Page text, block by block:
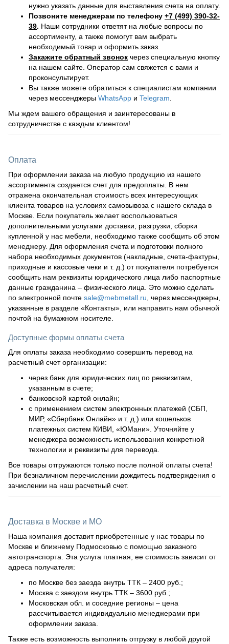
нужно указать данные для выставления счета на оплату.
Позвоните менеджерам по телефону +7 (499) 390-32-
39. Наши сотрудники ответят на любые вопросы по
ассортименту, а также помогут вам выбрать
необходимый товар и оформить заказ.
Закажите обратный звонок через специальную кнопку
на нашем сайте. Оператор сам свяжется с вами и
проконсультирует.
Вы также можете обратиться к специалистам компании
через мессенджеры WhatsApp и Telegram
Мы ждем вашего обращения и заинтересованы в
сотрудничестве с каждым клиентом!
Оплата
При оформлении заказа на любую продукцию из нашего
ассортимента создается счет для предоплаты. В нем
отражена окончательная стоимость всех интересующих
клиента товаров на условиях самовывоза с нашего склада в
Москве. Если покупатель желает воспользоваться
дополнительными услугами доставки, разгрузки, сборки
купленной у нас мебели, необходимо также сообщить об этом
менеджеру. Для оформления счета и подготовки полного
набора необходимых документов (накладные, счета-фактуры,
приходные и кассовые чеки и т. д.) от покупателя потребуется
сообщить нам реквизиты юридического лица либо паспортные
данные гражданина – физического лица. Это можно сделать
по электронной почте sale@mebmetall.ru , через мессенджеры,
указанные в разделе «Контакты», или направить нам обычной
почтой на бумажном носителе.
Доступные формы оплаты счета
Для оплаты заказа необходимо совершить перевод на
расчетный счет организации:
через банк для юридических лиц по реквизитам,
указанным в счете;
банковской картой онлайн;
с применением систем электронных платежей (СБП,
МИР, «Сбербанк Онлайн» и т. д.) или кошельков
платежных систем КИВИ, «ЮМани». Уточняйте у
менеджера возможность использования конкретной
технологии и реквизиты для перевода.
Все товары отгружаются только после полной оплаты счета!
При безналичном перечислении дождитесь подтверждения о
зачислении на наш расчетный счет.
Доставка в Москве и МО
Наша компания доставит приобретенные у нас товары по
Москве и ближнему Подмосковью с помощью заказного
автотранспорта. Эта услуга платная, ее стоимость зависит от
адреса получателя:
по Москве без заезда внутрь ТТК – 2400 руб.;
Москва с заездом внутрь ТТК – 3600 руб.;
Московская обл. и соседние регионы – цена
рассчитывается индивидуально менеджерами при
оформлении заказа.
Также есть возможность выполнить отгрузку в любой другой